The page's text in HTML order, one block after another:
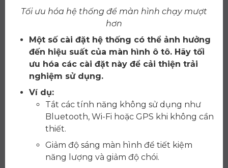
Tối ưu hóa hệ thống để màn hình chạy mượt
hơn
Một số cài đặt hệ thống có thể ảnh hưởng
đến hiệu suất của màn hình ô tô. Hãy tối
ưu hóa các cài đặt này để cải thiện trải
nghiệm sử dụng.
Ví dụ:
Tắt các tính năng không sử dụng như
Bluetooth, Wi-Fi hoặc GPS khi không cần
thiết.
Giảm độ sáng màn hình để tiết kiệm
năng lượng và giảm độ chói.